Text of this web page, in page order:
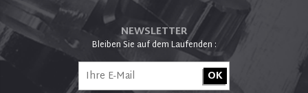
NEWSLETTER
Bleiben Sie auf dem Laufenden :